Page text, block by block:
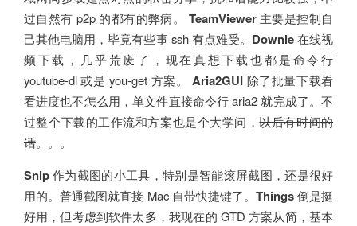
过自然有 p2p 的都有的弊病。 TeamViewer主要是控制自
己其他电脑用，毕竟有些事 ssh 有点难受。 Downie在线视
频下载，几乎荒废了，现在真想下载也都是命令行
youtube-dl 或是 you-get 方案。 Aria2GUI 除了批量下载看
看进度也不怎么用，单文件直接命令行 aria2 就完成了。不
过整个下载的工作流和方案也是个大学问，以后有时间的
话。。。
Snip作为截图的小工具，特别是智能滚屏截图，还是很好
用的。普通截图就直接 Mac 自带快捷键了。 Things倒是挺
好用，但考虑到软件太多，我现在的 GTD 方案从简，基本